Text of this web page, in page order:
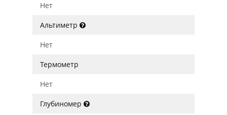
Нет
Альтиметр
Нет
Термометр
Нет
Глубиномер